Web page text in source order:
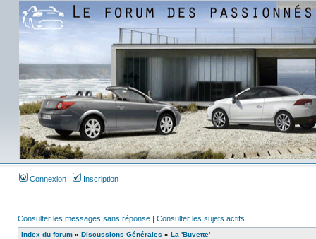
Connexion Inscription
Consulter les messages sans réponse | Consulter les sujets actifs
Index du forum » Discussions Générales » La 'Buvette'